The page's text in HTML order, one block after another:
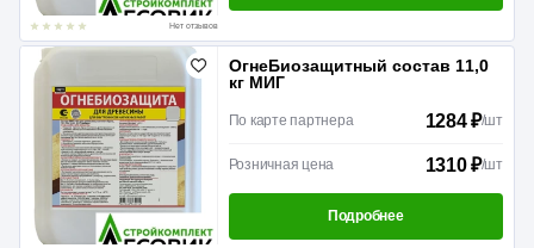
Нет отзывов
ОгнеБиозащитный состав 11,0
кг МИГ
По карте партнера 1284 ₽/шт
Розничная цена 1310 ₽/шт
Подробнее